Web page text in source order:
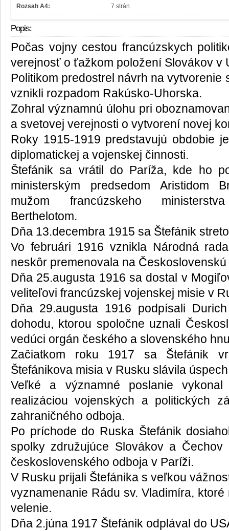
Rozsah A4: 7 strán
Popis:
Počas vojny cestou francúzskych
verejnosť o ťažkom položení Slovákov v
Politikom predostrel návrh na vytvorenie
vznikli rozpadom Rakúsko-Uhorska.
Zohral významnú úlohu pri
a svetovej verejnosti o vytvorení novej
Roky 1915-1919 predstavujú obdobie
diplomatickej a vojenskej činnosti.
Štefánik sa vrátil do Paríža, kde ho
ministerským predsedom Aristidom
mužom francúzskeho
Berthelotom.
Dňa 13.decembra 1915 sa Štefánik
Vo februári 1916 vznikla Národná
neskôr premenovala na
Dňa 25.augusta 1916 sa dostal v
veliteľovi francúzskej vojenskej misie v
Dňa 29.augusta 1916 podpísali
dohodu, ktorou spoločne uznali
vedúci orgán českého a slovenského
Začiatkom roku 1917 sa Štefánik
Štefánikova misia v Rusku slávila
Veľké a významné poslanie
realizáciou vojenských a politických
zahraničného odboja.
Po príchode do Ruska Štefánik
spolky združujúce Slovákov a Čechov
československého odboja v Paríži.
V Rusku prijali Štefánika s veľkou
vyznamenanie Rádu sv. Vladimíra,
velenie.
Dňa 2.júna 1917 Štefánik odplával do